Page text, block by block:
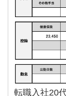
転職入社20